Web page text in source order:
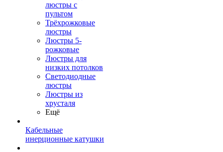
люстры с
пультом
Трёхрожковые
люстры
Люстры 5-
рожковые
Люстры для
низких потолков
Cветодиодные
люстры
Люстры из
хрусталя
Ещё
Кабельные
инерционные катушки